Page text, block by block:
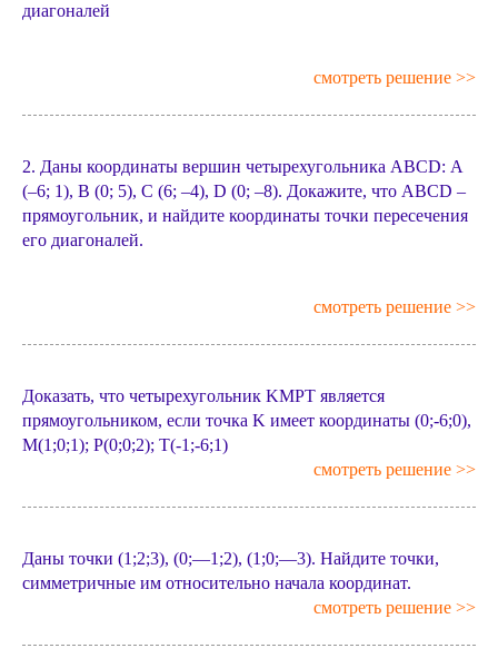
диагоналей
смотреть решение >>
2. Даны координаты вершин четырехугольника ABCD: А
(–6; 1), В (0; 5), С (6; –4), D (0; –8). Докажите, что ABCD –
прямоугольник, и найдите координаты точки пересечения
его диагоналей.
смотреть решение >>
Доказать, что четырехугольник KMPT является
прямоугольником, если точка K имеет координаты (0;-6;0),
М(1;0;1); Р(0;0;2); Т(-1;-6;1)
смотреть решение >>
Даны точки (1;2;3), (0;—1;2), (1;0;—3). Найдите точки,
симметричные им относительно начала координат.
смотреть решение >>